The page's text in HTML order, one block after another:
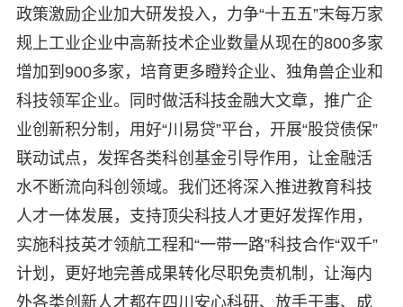
政策激励企业加大研发投入，力争“十五五”末每万家
规上工业企业中高新技术企业数量从现在的800多家
增加到900多家，培育更多瞪羚企业、独角兽企业和
科技领军企业。同时做活科技金融大文章，推广企
业创新积分制，用好“川易贷”平台，开展“股贷债保”
联动试点，发挥各类科创基金引导作用，让金融活
水不断流向科创领域。我们还将深入推进教育科技
人才一体发展，支持顶尖科技人才更好发挥作用，
实施科技英才领航工程和“一带一路”科技合作“双千”
计划，更好地完善成果转化尽职免责机制，让海内
外各类创新人才都在四川安心科研、放手干事、成